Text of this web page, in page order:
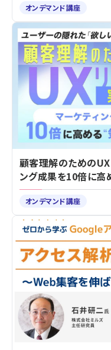
オンデマンド講座
顧客理解のための
ング成果を10倍に高
オンデマンド講座